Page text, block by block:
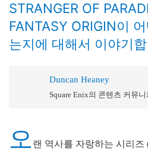
STRANGER OF
FANTASY ORIGIN이
는지에 대해서 이야기
Duncan Heaney
Square Enix의 콘텐츠 커뮤
오 랜 역사를 자랑하는 시리즈